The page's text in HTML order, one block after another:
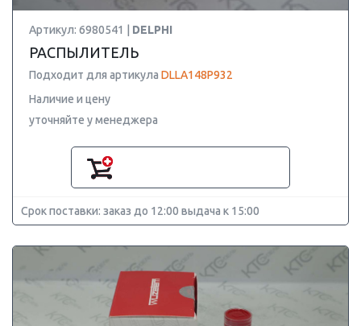
Артикул: 6980541 | DELPHI
РАСПЫЛИТЕЛЬ
Подходит для артикула DLLA148P932
Наличие и цену
уточняйте у менеджера
Срок поставки: заказ до 12:00 выдача к 15:00